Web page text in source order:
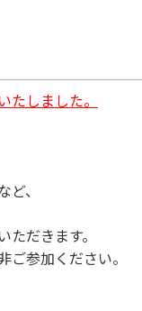
たしました。
、
だきます。
参加ください。